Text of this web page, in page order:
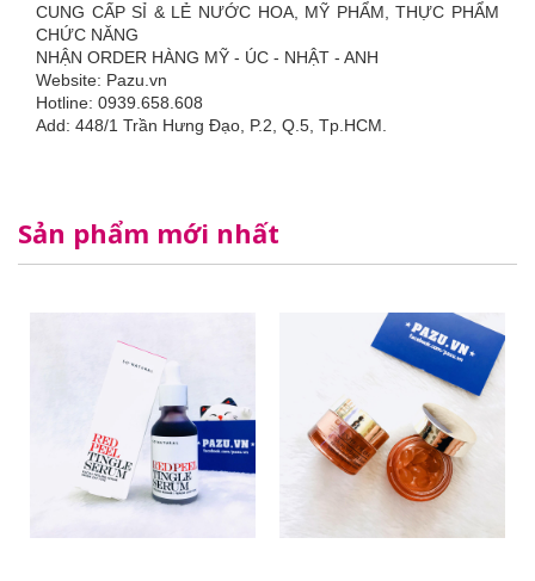
CUNG CẤP SỈ & LẺ NƯỚC HOA, MỸ PHẨM, THỰC PHẨM
CHỨC NĂNG
NHẬN ORDER HÀNG MỸ - ÚC - NHẬT - ANH
Website: Pazu.vn
Hotline: 0939.658.608
Add: 448/1 Trần Hưng Đạo, P.2, Q.5, Tp.HCM.
Sản phẩm mới nhất